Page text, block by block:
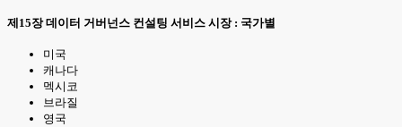
제15장 데이터 거버넌스 컨설팅 서비스 시장 : 국가별
미국
캐나다
멕시코
브라질
영국